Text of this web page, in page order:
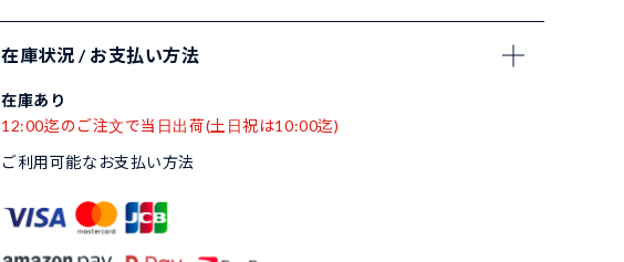
在庫状況 / お支払い方法
在庫あり
12:00迄のご注文で当日出荷(土日祝は10:00迄)
ご利用可能なお支払い方法